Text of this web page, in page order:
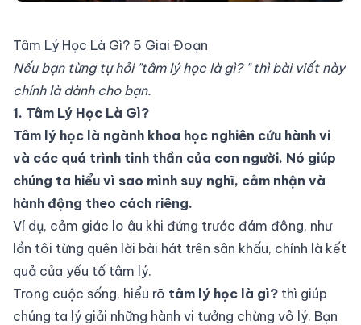
Tâm Lý Học Là Gì? 5 Giai Đoạn
Nếu bạn từng tự hỏi "tâm lý học là gì? " thì bài viết này
chính là dành cho bạn.
1. Tâm Lý Học Là Gì?
Tâm lý học là ngành khoa học nghiên cứu hành vi
và các quá trình tinh thần của con người. Nó giúp
chúng ta hiểu vì sao mình suy nghĩ, cảm nhận và
hành động theo cách riêng.
Ví dụ, cảm giác lo âu khi đứng trước đám đông, như
lần tôi từng quên lời bài hát trên sân khấu, chính là kết
quả của yếu tố tâm lý.
Trong cuộc sống, hiểu rõ tâm lý học là gì? thì giúp
chúng ta lý giải những hành vi tưởng chừng vô lý. Bạn